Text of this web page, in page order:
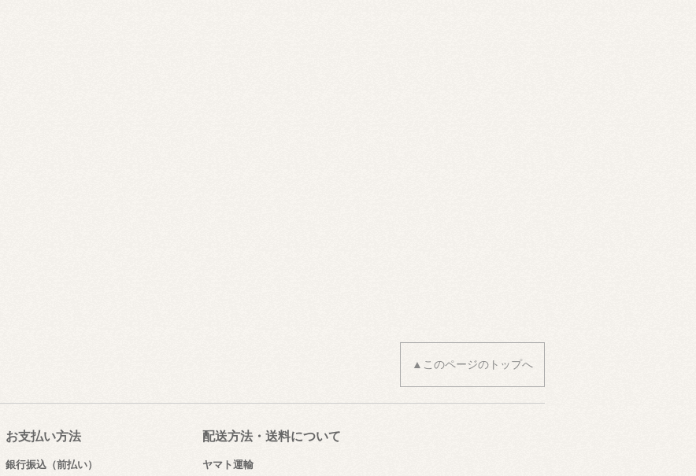
▲このページのトップへ
お支払い方法
銀行振込（前払い）
配送方法・送料について
ヤマト運輸